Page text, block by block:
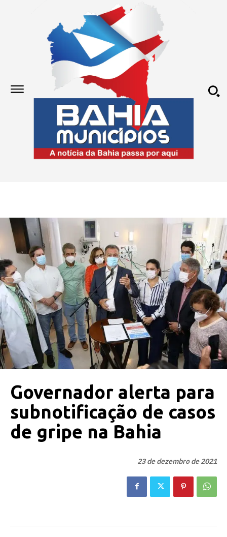
Governador alerta para
subnotificação de casos
de gripe na Bahia
23 de dezembro de 2021